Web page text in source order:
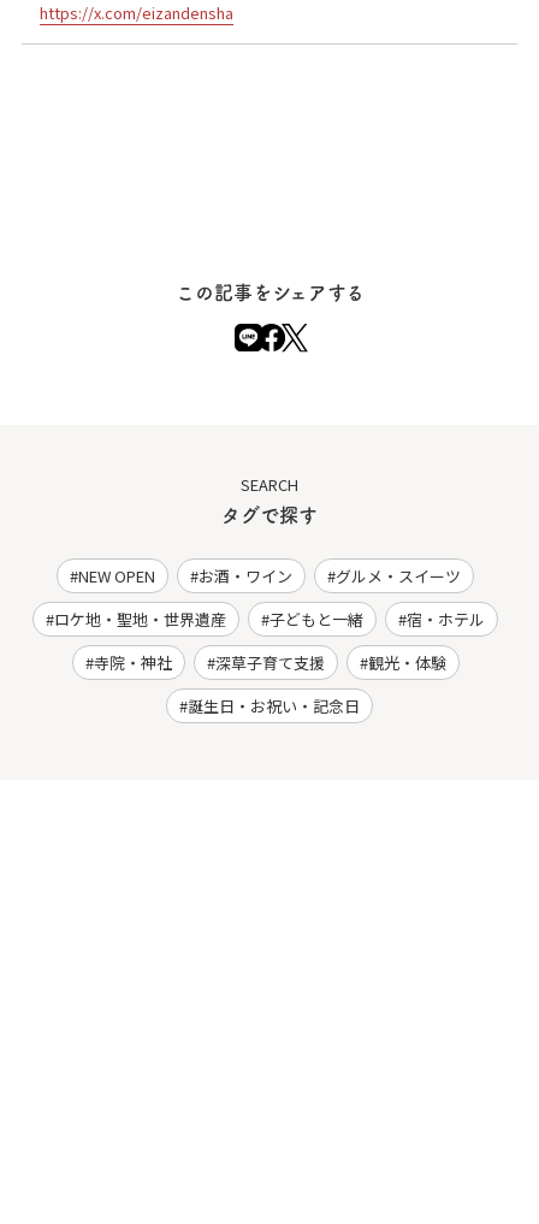
https://x.com/eizandensha
この記事をシェアする
SEARCH
タグで探す
NEW OPEN お酒・ワイン
グルメ・スイーツ
ロケ地・聖地・世界遺産
子どもと一緒
宿・ホテル
寺院・神社
深草子育て支援
観光・体験
誕生日・お祝い・記念日